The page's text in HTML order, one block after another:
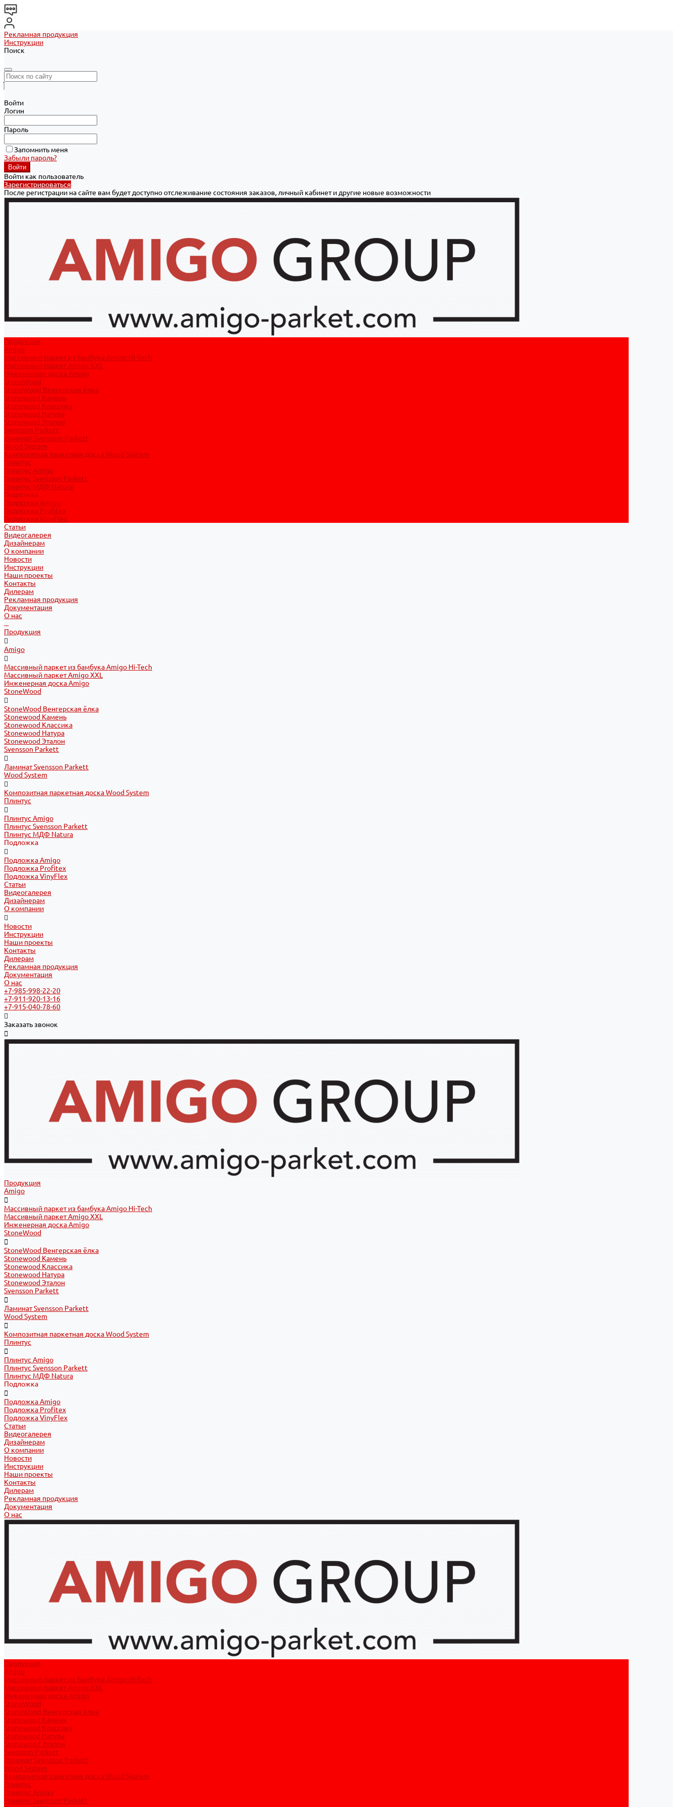
Рекламная продукция
Инструкции
Поиск
Войти
Логин
Пароль
Запомнить меня
Забыли пароль?
Войти как пользователь
Зарегистрироваться
После регистрации на сайте вам будет доступно отслеживание состояния заказов, личный кабинет и другие новые возможности
Продукция
Amigo
Массивный паркет из бамбука Amigo Hi-Tech
Массивный паркет Amigo XXL
Инженерная доска Amigo
StoneWood
StoneWood Венгерская ёлка
Stonewood Камень
Stonewood Классика
Stonewood Натура
Stonewood Эталон
Svensson Parkett
Ламинат Svensson Parkett
Wood System
Композитная паркетная доска Wood System
Плинтус
Плинтус Amigo
Плинтус Svensson Parkett
Плинтус МДФ Natura
Подложка
Подложка Amigo
Подложка Profitex
Подложка VinyFlex
Статьи
Видеогалерея
Дизайнерам
О компании
Новости
Инструкции
Наши проекты
Контакты
Дилерам
Рекламная продукция
Документация
О нас
...
Продукция
Amigo
Массивный паркет из бамбука Amigo Hi-Tech
Массивный паркет Amigo XXL
Инженерная доска Amigo
StoneWood
StoneWood Венгерская ёлка
Stonewood Камень
Stonewood Классика
Stonewood Натура
Stonewood Эталон
Svensson Parkett
Ламинат Svensson Parkett
Wood System
Композитная паркетная доска Wood System
Плинтус
Плинтус Amigo
Плинтус Svensson Parkett
Плинтус МДФ Natura
Подложка
Подложка Amigo
Подложка Profitex
Подложка VinyFlex
Статьи
Видеогалерея
Дизайнерам
О компании
Новости
Инструкции
Наши проекты
Контакты
Дилерам
Рекламная продукция
Документация
О нас
+7-985-998-22-20
+7-911-920-13-16
+7-915-040-78-60
Заказать звонок
Продукция
Amigo
Массивный паркет из бамбука Amigo Hi-Tech
Массивный паркет Amigo XXL
Инженерная доска Amigo
StoneWood
StoneWood Венгерская ёлка
Stonewood Камень
Stonewood Классика
Stonewood Натура
Stonewood Эталон
Svensson Parkett
Ламинат Svensson Parkett
Wood System
Композитная паркетная доска Wood System
Плинтус
Плинтус Amigo
Плинтус Svensson Parkett
Плинтус МДФ Natura
Подложка
Подложка Amigo
Подложка Profitex
Подложка VinyFlex
Статьи
Видеогалерея
Дизайнерам
О компании
Новости
Инструкции
Наши проекты
Контакты
Дилерам
Рекламная продукция
Документация
О нас
Продукция
Amigo
Массивный паркет из бамбука Amigo Hi-Tech
Массивный паркет Amigo XXL
Инженерная доска Amigo
StoneWood
StoneWood Венгерская ёлка
Stonewood Камень
Stonewood Классика
Stonewood Натура
Stonewood Эталон
Svensson Parkett
Ламинат Svensson Parkett
Wood System
Композитная паркетная доска Wood System
Плинтус
Плинтус Amigo
Плинтус Svensson Parkett